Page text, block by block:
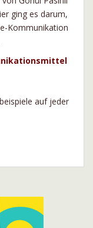
ging es darum,
Kommunikation
auf jeder